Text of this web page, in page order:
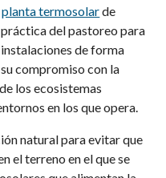
planta termosolarde
práctica del pastoreo para
de forma
compromiso con la
los ecosistemas
en los que opera.
natural para evitar que
el terreno en el que se